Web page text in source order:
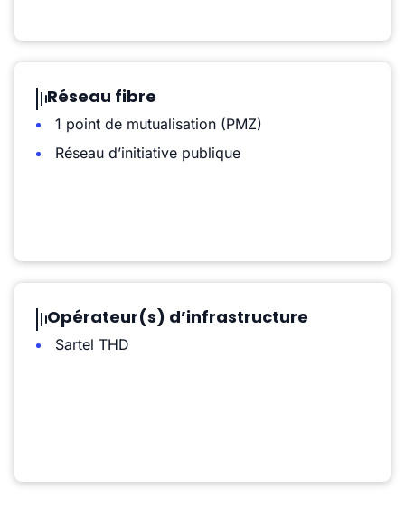
Réseau fibre
1 point de mutualisation (PMZ)
Réseau d’initiative publique
Opérateur(s) d’infrastructure
Sartel THD